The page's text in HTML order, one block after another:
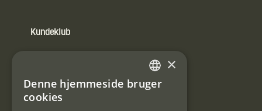
Kundeklub
E-
SWEDISH
×
Denne hjemmeside bruger
cookies